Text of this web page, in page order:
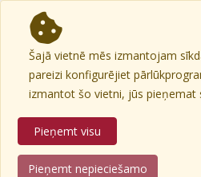
Šajā vietnē mēs izmantojam
pareizi konfigurējiet
izmantot šo vietni, jūs pieņemat
Pieņemt visu
Pieņemt nepieciešamo